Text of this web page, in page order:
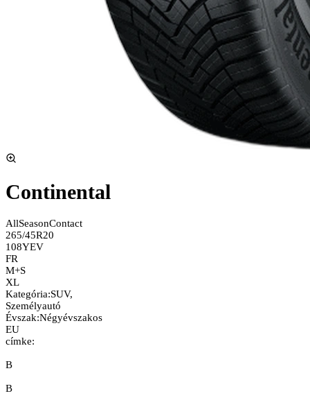
Continental
AllSeasonContact
265/45R20
108YEV
FR
M+S
XL
Kategória:SUV,
Személyautó
Évszak:Négyévszakos
EU
címke:
B
B